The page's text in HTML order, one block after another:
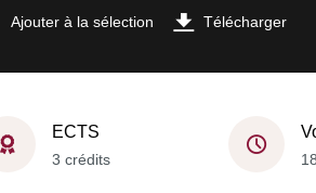
Ajouter à la sélection Télécharger
ECTS
3 crédits